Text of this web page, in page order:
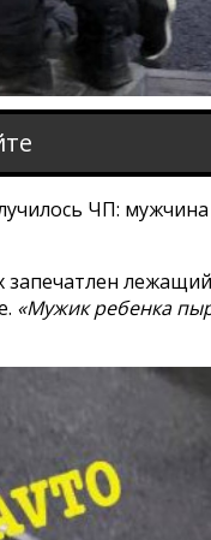
ЧП: мужчина
запечатлен
«Мужик ребенка